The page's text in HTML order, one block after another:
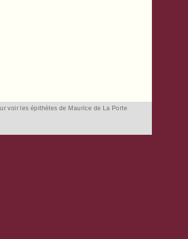
voir les épithètes de Maurice de La Porte